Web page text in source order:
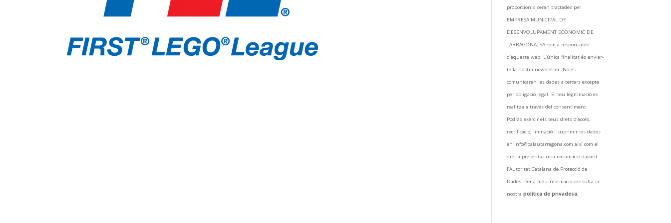
proporcionis seran tractades per
EMPRESA MUNICIPAL DE
DESENVOLUPAMENT ECONOMIC DE
TARRAGONA, SA com a responsable
d’aquesta web. L’única finalitat és enviar-
te la nostra newsletter. No es
comunicaran les dades a tercers excepte
per obligació legal. El teu legitimació es
realitza a través del consentiment.
Podràs exercir els teus drets d’accés,
rectificació, limitació i suprimir les dades
en info@palautarragona.com així com el
dret a presentar una reclamació davant
l’Autoritat Catalana de Protecció de
Dades. Per a més informació consulta la
nostrapolítica de privadesa.